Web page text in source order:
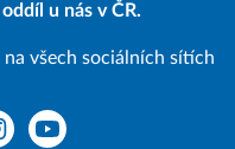
u nás v ČR.
všech sociálních sítích
YouTube